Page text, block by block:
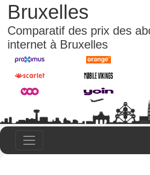
Bruxelles
Comparatif des prix des
internet à Bruxelles